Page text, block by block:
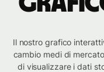
Il nostro grafico
cambio medi di
di visualizzare i dati